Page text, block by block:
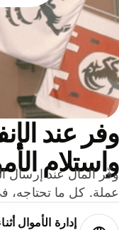
عند
كل ما تحتاجه،
إدارة الأموال أثناء